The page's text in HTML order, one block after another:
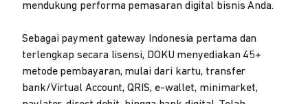
mendukung performa pemasaran digital bisnis Anda.
Sebagai payment gateway Indonesia pertama dan
terlengkap secara lisensi, DOKU menyediakan 45+
metode pembayaran, mulai dari kartu, transfer
bank/Virtual Account, QRIS, e-wallet, minimarket,